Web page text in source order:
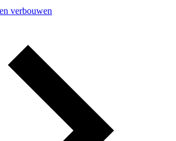
verbouwen